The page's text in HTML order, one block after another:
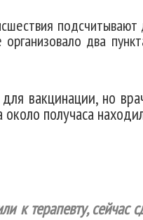
организовало два
вакцинации, но
получаса
к терапевту,